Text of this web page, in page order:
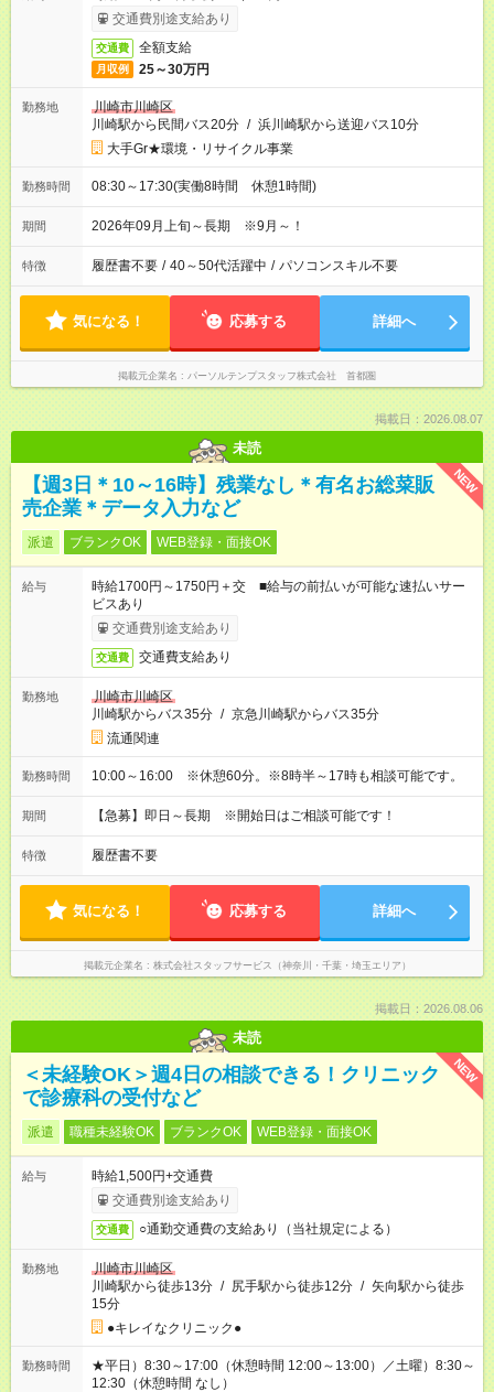
交通費別途支給あり
交通費 全額支給
月収例 25～30万円
勤務地
川崎市川崎区
川崎駅から民間バス20分 / 浜川崎駅から送迎バス10分
大手Gr★環境・リサイクル事業
勤務時間 08:30～17:30(実働8時間 休憩1時間)
期間 2026年09月上旬～長期 ※9月～！
特徴 履歴書不要 / 40～50代活躍中 / パソコンスキル不要
気になる！ 応募する 詳細へ
掲載元企業名 パーソルテンプスタッフ株式会社 首都圏
掲載日：2026.08.07
未読
NEW
【週3日＊10～16時】残業なし＊有名お総菜販
売企業＊データ入力など
派遣 ブランクOK WEB登録・面接OK
給与
時給1700円～1750円＋交 ■給与の前払いが可能な速払いサー
ビスあり
交通費別途支給あり
交通費 交通費支給あり
勤務地
川崎市川崎区
川崎駅からバス35分 / 京急川崎駅からバス35分
流通関連
勤務時間 10:00～16:00 ※休憩60分。※8時半～17時も相談可能です。
期間 【急募】即日～長期 ※開始日はご相談可能です！
特徴 履歴書不要
気になる！ 応募する 詳細へ
掲載元企業名 株式会社スタッフサービス（神奈川・千葉・埼玉エリア）
掲載日：2026.08.06
未読
NEW
＜未経験OK＞週4日の相談できる！クリニック
で診療科の受付など
派遣 職種未経験OK ブランクOK WEB登録・面接OK
給与
時給1,500円+交通費
交通費別途支給あり
交通費 ○通勤交通費の支給あり（当社規定による）
勤務地
川崎市川崎区
川崎駅から徒歩13分 / 尻手駅から徒歩12分 / 矢向駅から徒歩
15分
●キレイなクリニック●
勤務時間
★平日）8:30～17:00（休憩時間 12:00～13:00）／土曜）8:30～
12:30（休憩時間 なし）